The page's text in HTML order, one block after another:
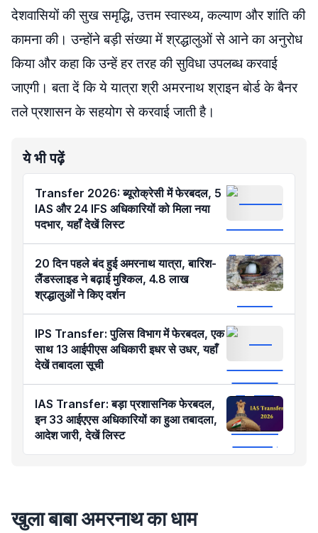
देशवासियों की सुख समृद्धि, उत्तम स्वास्थ्य, कल्याण और शांति की
कामना की। उन्होंने बड़ी संख्या में श्रद्धालुओं से आने का अनुरोध
किया और कहा कि उन्हें हर तरह की सुविधा उपलब्ध करवाई
जाएगी। बता दें कि ये यात्रा श्री अमरनाथ श्राइन बोर्ड के बैनर
तले प्रशासन के सहयोग से करवाई जाती है।
ये भी पढ़ें
Transfer 2026: ब्यूरोक्रेसी में फेरबदल, 5
IAS और 24 IFS अधिकारियों को मिला नया
पदभार, यहाँ देखें लिस्ट
20 दिन पहले बंद हुई अमरनाथ यात्रा, बारिश-
लैंडस्लाइड ने बढ़ाई मुश्किल, 4.8 लाख
श्रद्धालुओं ने किए दर्शन
IPS Transfer: पुलिस विभाग में फेरबदल, एक
साथ 13 आईपीएस अधिकारी इधर से उधर, यहाँ
देखें तबादला सूची
IAS Transfer: बड़ा प्रशासनिक फेरबदल,
इन 33 आईएएस अधिकारियों का हुआ तबादला,
आदेश जारी, देखें लिस्ट
खुला बाबा अमरनाथ का धाम